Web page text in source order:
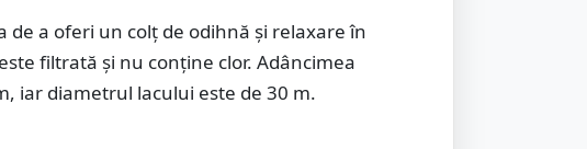
de a oferi un colț de odihnă și relaxare în
filtrată și nu conține clor. Adâncimea
iar diametrul lacului este de 30 m.